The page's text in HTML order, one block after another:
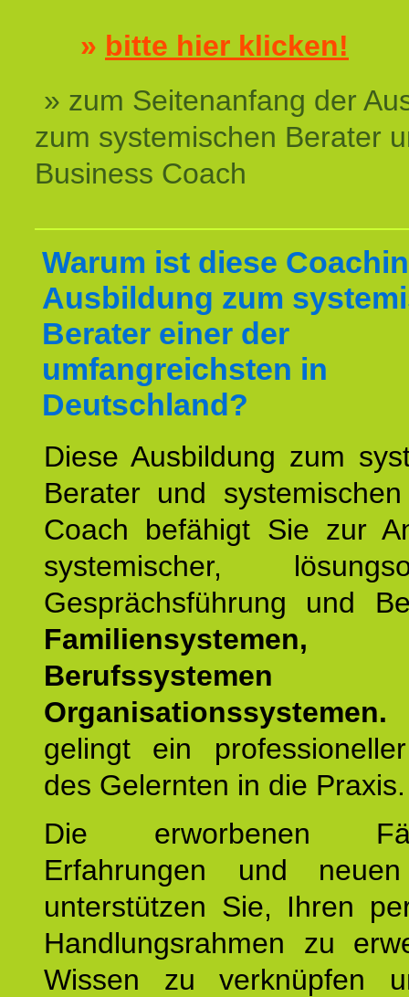
» bitte hier klicken!
» zum Seitenanfang der
zum systemischen Berater
Business Coach
Warum ist diese
Ausbildung zum
Berater einer der
umfangreichsten in
Deutschland?
Diese Ausbildung zum
Berater und
Coach befähigt Sie zur
systemischer,
Gesprächsführung und
Familiensystemen,
Organisationssystemen.
gelingt ein
des Gelernten in die Praxis.
Die erworbenen
Erfahrungen und
unterstützen Sie, Ihren
Handlungsrahmen zu
Wissen zu verknüpfen